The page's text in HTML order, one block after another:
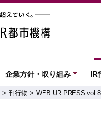
企業方針・取り組み IR
刊行物 WEB UR PRESS